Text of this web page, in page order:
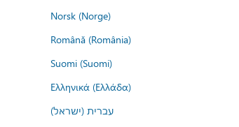
Norsk (Norge)
Română (România)
Suomi (Suomi)
Ελληνικά (Ελλάδα)
עברית (ישראל)